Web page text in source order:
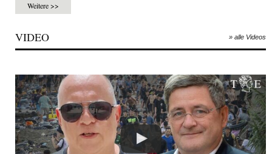
Weitere >>
VIDEO » alle Videos